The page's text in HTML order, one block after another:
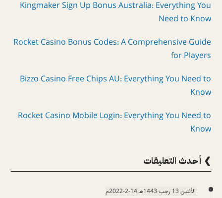
Kingmaker Sign Up Bonus Australia: Everything You
Need to Know
Rocket Casino Bonus Codes: A Comprehensive Guide
for Players
Bizzo Casino Free Chips AU: Everything You Need to
Know
Rocket Casino Mobile Login: Everything You Need to
Know
❯ أحدث التعليقات
الأثنين 13 رجب 1443هـ 14-2-2022م